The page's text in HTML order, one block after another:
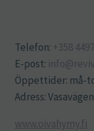
Telefon: +358
E-post:
Öppettider: må-
Adress:
www.oivahymy.fi